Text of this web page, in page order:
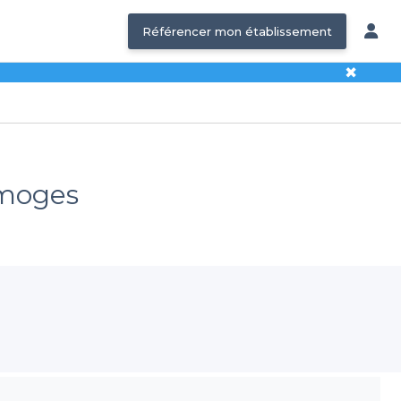
Référencer mon établissement
✖